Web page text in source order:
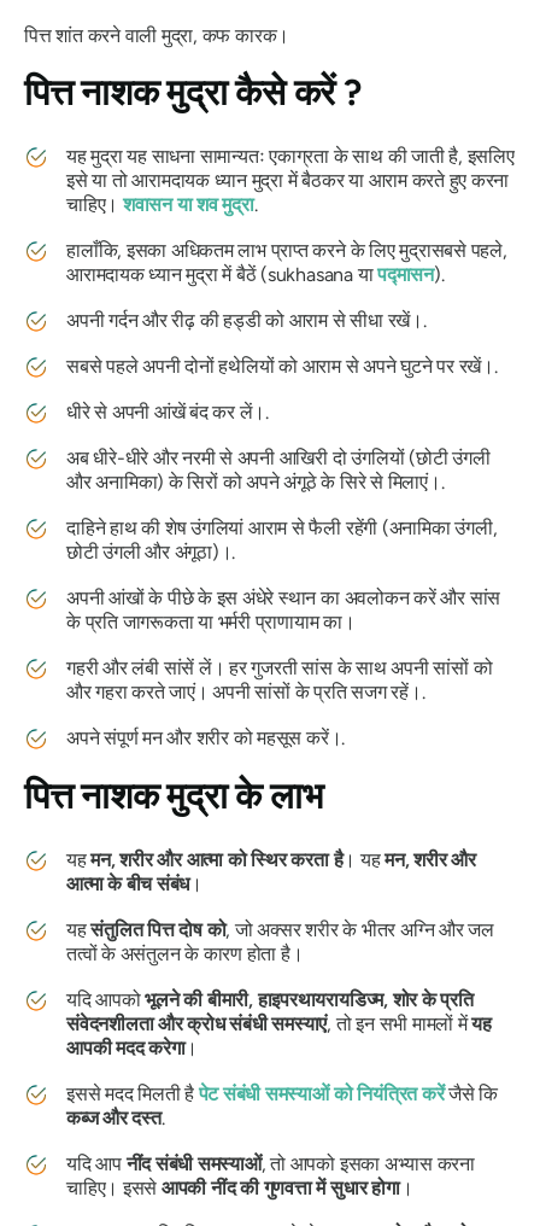
पित्तशांत करने वालीमुद्रा, कफ कारक।
पित्त नाशक मुद्राकैसे करें ?
यहमुद्रायह साधना सामान्यतः एकाग्रता के साथ की जाती है, इसलिए
इसे या तो आरामदायक ध्यान मुद्रा में बैठकर या आराम करते हुए करना
चाहिए।शवासनया शव मुद्रा.
हालाँकि, इसका अधिकतम लाभ प्राप्त करने के लिएमुद्रासबसे पहले,
आरामदायक ध्यान मुद्रा में बैठें (sukhasanaयापद्मासन).
अपनी गर्दन और रीढ़ की हड्डी को आराम से सीधा रखें।.
सबसे पहले अपनी दोनों हथेलियों को आराम से अपने घुटने पर रखें।.
धीरे से अपनी आंखें बंद कर लें।.
अब धीरे-धीरे और नरमी से अपनी आखिरी दो उंगलियों (छोटी उंगली
और अनामिका) के सिरों को अपने अंगूठे के सिरे से मिलाएं।.
दाहिने हाथ की शेष उंगलियां आराम से फैली रहेंगी (अनामिका उंगली,
छोटी उंगली और अंगूठा)।.
अपनी आंखों के पीछे के इस अंधेरे स्थान का अवलोकन करें और सांस
के प्रति जागरूकता या भर्मरी प्राणायाम का ।
गहरी और लंबी सांसें लें। हर गुजरती सांस के साथ अपनी सांसों को
और गहरा करते जाएं। अपनी सांसों के प्रति सजग रहें।.
अपने संपूर्ण मन और शरीर को महसूस करें।.
पित्त नाशक मुद्रा केलाभ
यहमन, शरीर और आत्मा को स्थिर करता है। यहमन, शरीर और
आत्मा के बीच संबंध।
यहसंतुलितपित्तदोष को, जो अक्सर शरीर के भीतर अग्नि और जल
तत्वों के असंतुलन के कारण होता है।
यदि आपकोभूलने की बीमारी, हाइपरथायरायडिज्म, शोर के प्रति
संवेदनशीलता और क्रोध संबंधी समस्याएं, तो इन सभी मामलों मेंयह
आपकी मदद करेगा।
इससे मदद मिलती हैपेट संबंधी समस्याओं को नियंत्रित करेंजैसे कि
कब्ज और दस्त.
यदि आपनींद संबंधी समस्याओं, तो आपको इसका अभ्यास करना
चाहिए। इससे आपकी नींद की गुणवत्ता में सुधार होगा।